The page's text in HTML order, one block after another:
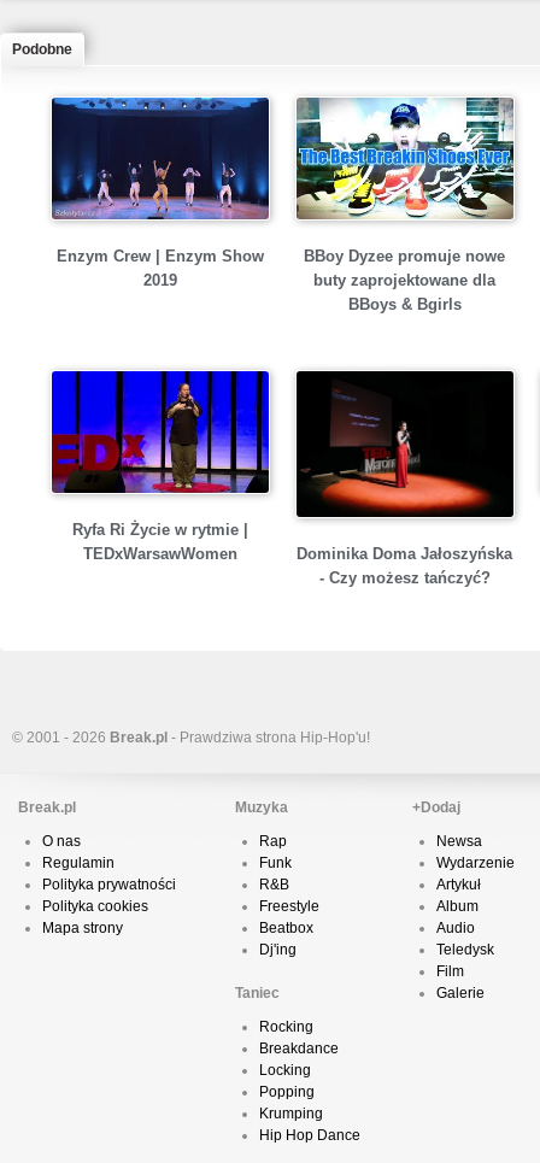
Podobne
Enzym Crew | Enzym Show
2019
BBoy Dyzee promuje nowe
buty zaprojektowane dla
BBoys & Bgirls
Ryfa Ri Życie w rytmie |
TEDxWarsawWomen
Dominika Doma Jałoszyńska
- Czy możesz tańczyć?
© 2001 - 2026 Break.pl - Prawdziwa strona Hip-Hop'u!
Break.pl
O nas
Regulamin
Polityka prywatności
Polityka cookies
Mapa strony
Muzyka
Rap
Funk
R&B
Freestyle
Beatbox
Dj'ing
Taniec
Rocking
Breakdance
Locking
Popping
Krumping
Hip Hop Dance
+Dodaj
Newsa
Wydarzenie
Artykuł
Album
Audio
Teledysk
Film
Galerie